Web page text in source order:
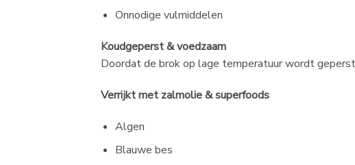
Onnodige vulmiddelen
Koudgeperst & voedzaam
Doordat de brok op lage temperatuur wordt
Verrijkt met zalmolie & superfoods
Algen
Blauwe bes